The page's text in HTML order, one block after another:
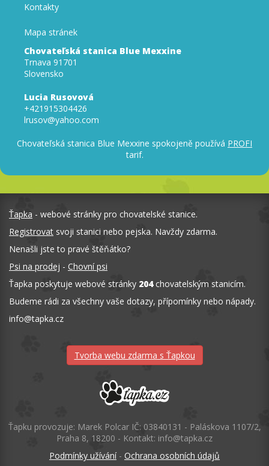
Kontakty
Mapa stránek
Chovateľská stanica Blue Mexxine
Trnava 91701
Slovensko
Lucia Rusovová
+421915304426
lrusov@yahoo.com
Chovateľská stanica Blue Mexxine spokojeně používá PROFI
tarif.
Ťapka - webové stránky pro chovatelské stanice.
Registrovat svoji stanici nebo pejska. Navždy zdarma.
Nenašli jste to pravé štěňátko?
Psi na prodej - Chovní psi
Ťapka poskytuje webové stránky 204chovatelským stanicím.
Budeme rádi za všechny vaše dotazy, přípomínky nebo nápady.
info@tapka.cz
Tvorba webu zdarma s Ťapkou
Ťapku provozuje: Marek Polcar IČ: 03840131 - Paláskova 1107/2,
Praha 8, 18200 - Kontakt: info@tapka.cz
Podmínky užívání- Ochrana osobních údajů